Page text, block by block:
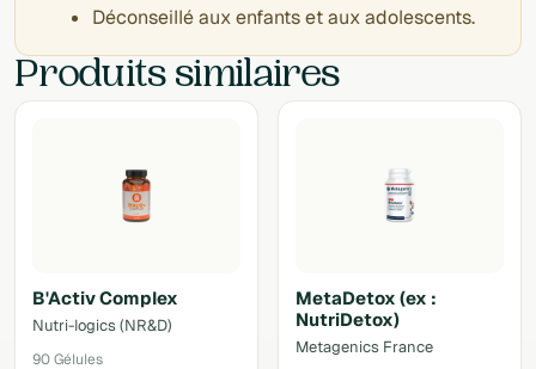
Déconseillé aux enfants et aux adolescents.
Produits similaires
B'Activ Complex
Nutri-logics (NR&D)
90 Gélules
MetaDetox (ex :
NutriDetox)
Metagenics France